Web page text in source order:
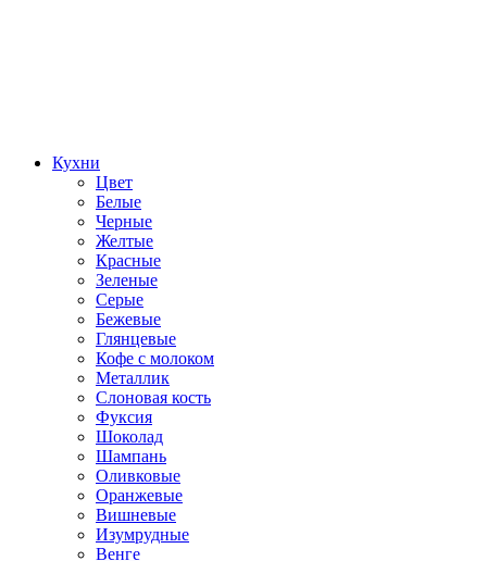
Кухни
Цвет
Белые
Черные
Желтые
Красные
Зеленые
Серые
Бежевые
Глянцевые
Кофе с молоком
Металлик
Слоновая кость
Фуксия
Шоколад
Шампань
Оливковые
Оранжевые
Вишневые
Изумрудные
Венге